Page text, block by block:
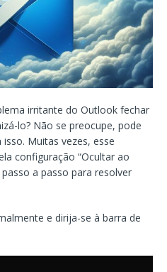
irritante do Outlook fechar
lo? Não se preocupe, pode
Muitas vezes, esse
configuração “Ocultar ao
a passo para resolver
e dirija-se à barra de